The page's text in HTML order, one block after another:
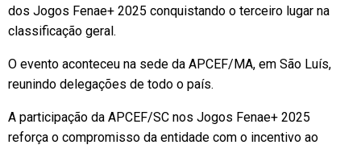
dos Jogos Fenae+ 2025 conquistando o terceiro lugar na
classificação geral.
O evento aconteceu na sede da APCEF/MA, em São Luís,
reunindo delegações de todo o país.
A participação da APCEF/SC nos Jogos Fenae+ 2025
reforça o compromisso da entidade com o incentivo ao